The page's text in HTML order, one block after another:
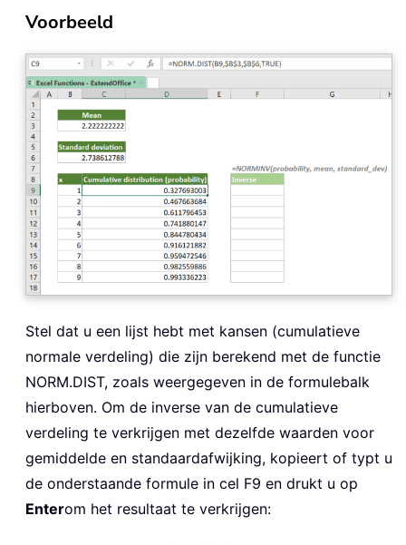
Voorbeeld
Stel dat u een lijst hebt met kansen (cumulatieve
normale verdeling) die zijn berekend met de functie
NORM.DIST, zoals weergegeven in de formulebalk
hierboven. Om de inverse van de cumulatieve
verdeling te verkrijgen met dezelfde waarden voor
gemiddelde en standaardafwijking, kopieert of typt u
de onderstaande formule in cel F9 en drukt u op
Enterom het resultaat te verkrijgen: